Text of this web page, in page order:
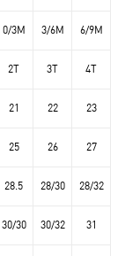
0/3M 3/6M 6/9M
2T 3T 4T
21 22 23
25 26 27
28.5 28/30 28/32
30/30 30/32 31